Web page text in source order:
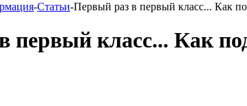
-Статьи-Первый раз в первый класс... Как
первый класс... Как